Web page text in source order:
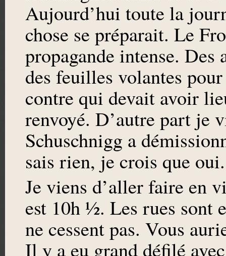
Aujourd’hui toute la
chose se préparait. Le
propagande intense.
des feuilles volantes
contre qui devait avoir
renvoyé. D’autre part je
Schuschnigg a
sais rien, je crois que
Je viens d’aller faire
est 10h ½. Les rues sont
ne cessent pas. Vous
Il y a eu grand défilé